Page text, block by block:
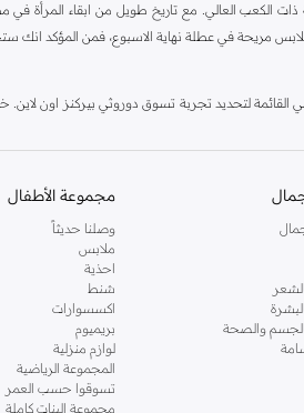
الكعب العالي. مع تاريخ طويل من ابقاء المرأة في
مريحة في عطلة نهاية الاسبوع، فمن المؤكد انك
لتحديد تجربة تسوق دوروثي بيركنز اون لاين.
بالجسم والصحة
مجموعة الأطفال
وصلنا حديثاً
ملابس
احذية
شنط
اكسسوارات
بريميوم
لوازم منزلية
المجموعة الرياضية
تسوقوا حسب العمر
مجموعة البنات كاملة